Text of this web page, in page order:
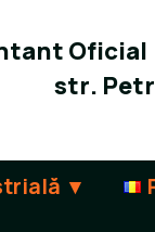
Oficial
str.